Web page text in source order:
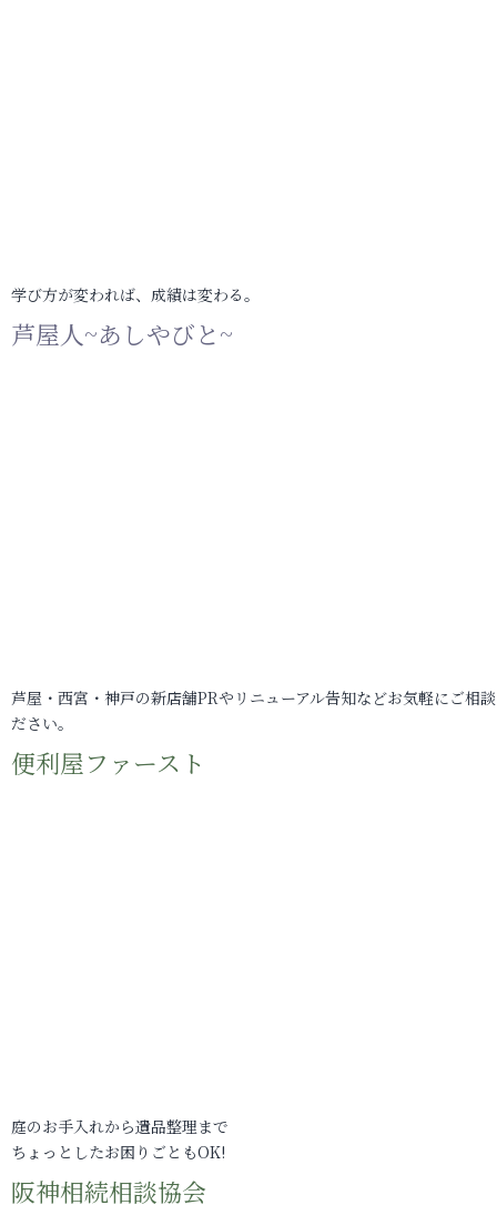
学び方が変われば、成績は変わる。
芦屋人~あしやびと~
芦屋・西宮・神戸の新店舗PRやリニューアル告知などお気軽にご相
ださい。
便利屋ファースト
庭のお手入れから遺品整理まで
ちょっとしたお困りごともOK!
阪神相続相談協会